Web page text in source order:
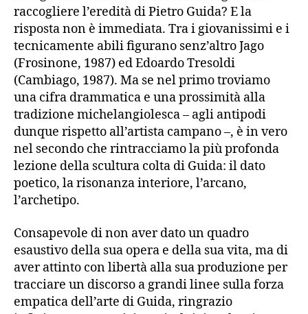
raccogliere l’eredità di Pietro Guida? E la
risposta non è immediata. Tra i giovanissimi e i
tecnicamente abili figurano senz’altro Jago
(Frosinone, 1987) ed Edoardo Tresoldi
(Cambiago, 1987). Ma se nel primo troviamo
una cifra drammatica e una prossimità alla
tradizione michelangiolesca – agli antipodi
dunque rispetto all’artista campano –, è in vero
nel secondo che rintracciamo la più profonda
lezione della scultura colta di Guida: il dato
poetico, la risonanza interiore, l’arcano,
l’archetipo.
Consapevole di non aver dato un quadro
esaustivo della sua opera e della sua vita, ma di
aver attinto con libertà alla sua produzione per
tracciare un discorso a grandi linee sulla forza
empatica dell’arte di Guida, ringrazio